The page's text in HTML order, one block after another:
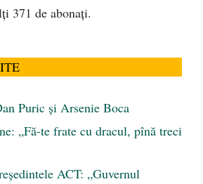
371 de abonați.
Puric şi Arsenie Boca
„Fă-te frate cu dracul, pînă treci
ACT: „Guvernul